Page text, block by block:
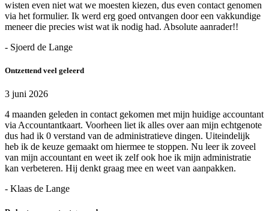
wisten even niet wat we moesten kiezen, dus even contact genomen
via het formulier. Ik werd erg goed ontvangen door een vakkundige
meneer die precies wist wat ik nodig had. Absolute aanrader!!
- Sjoerd de Lange
Ontzettend veel geleerd
3 juni 2026
4 maanden geleden in contact gekomen met mijn huidige accountant
via Accountantkaart. Voorheen liet ik alles over aan mijn echtgenote
dus had ik 0 verstand van de administratieve dingen. Uiteindelijk
heb ik de keuze gemaakt om hiermee te stoppen. Nu leer ik zoveel
van mijn accountant en weet ik zelf ook hoe ik mijn administratie
kan verbeteren. Hij denkt graag mee en weet van aanpakken.
- Klaas de Lange